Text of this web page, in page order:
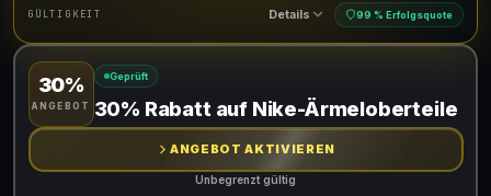
GÜLTIGKEIT Details 99 % Erfolgsquote
Gültig für teilnehmende Produkte
30%
ANGEBOT
Geprüft
30% Rabatt auf Nike-Ärmeloberteile
ANGEBOT AKTIVIEREN
Unbegrenzt gültig